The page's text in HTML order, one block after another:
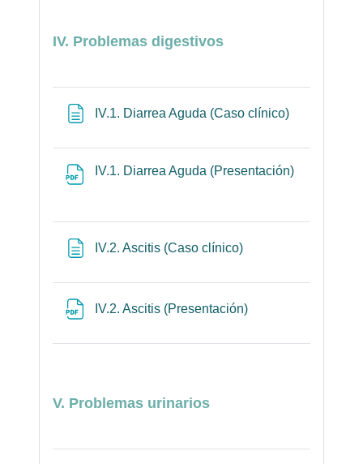
IV. Problemas digestivos
IV.1. Diarrea Aguda (Caso clínico)Página
IV.1. Diarrea Aguda (Presentación)
IV.2. Ascitis (Caso clínico)Página
IV.2. Ascitis (Presentación)
V. Problemas urinarios